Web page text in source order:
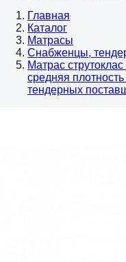
Главная
Каталог
Матрасы
Снабженцы,
Матрас
средняя
тендерных